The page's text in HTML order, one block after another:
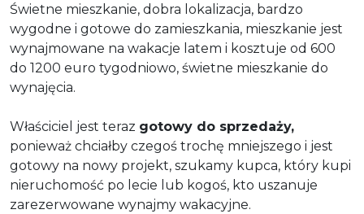
Świetne mieszkanie, dobra lokalizacja, bardzo
wygodne i gotowe do zamieszkania, mieszkanie jest
wynajmowane na wakacje latem i kosztuje od 600
do 1200 euro tygodniowo, świetne mieszkanie do
wynajęcia.
Właściciel jest teraz gotowy do sprzedaży,
ponieważ chciałby czegoś trochę mniejszego i jest
gotowy na nowy projekt, szukamy kupca, który kupi
nieruchomość po lecie lub kogoś, kto uszanuje
zarezerwowane wynajmy wakacyjne.